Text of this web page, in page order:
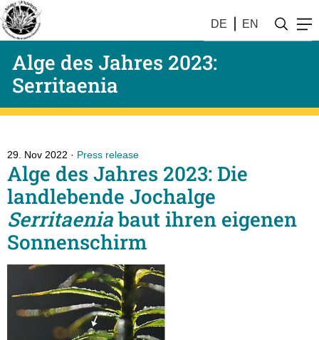
DE EN
Alge des Jahres 2023:
Serritaenia
29. Nov 2022 Press release
Alge des Jahres 2023: Die
landlebende Jochalge
Serritaeniabaut ihren eigenen
Sonnenschirm